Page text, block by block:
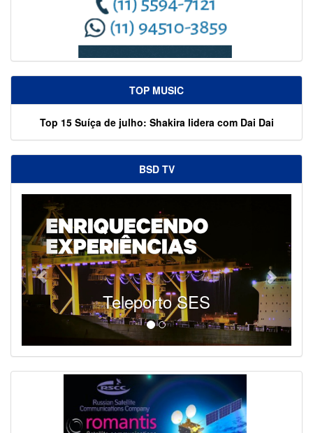
TOP MUSIC
Top 15 Suíça de julho: Shakira lidera com Dai Dai
BSD TV
Teleporto SES